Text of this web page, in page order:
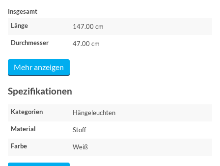
Insgesamt
Länge
147.00 cm
Durchmesser 47.00 cm
Mehr anzeigen
Spezifikationen
Kategorien Hängeleuchten
Material Stoff
Farbe Weiß